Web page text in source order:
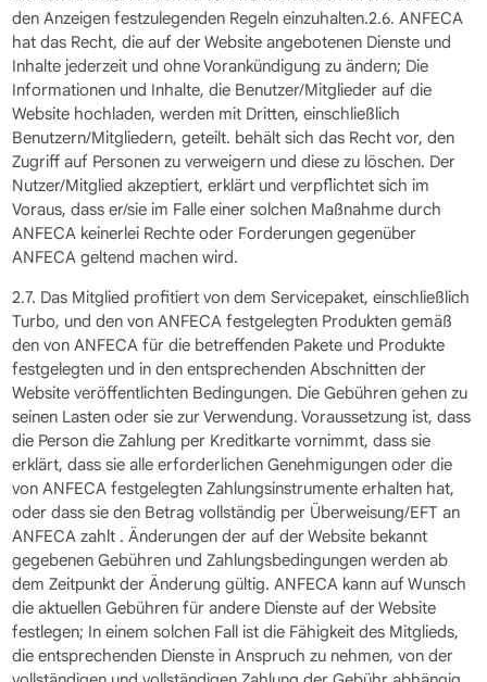
den Anzeigen festzulegenden Regeln einzuhalten.2.6. ANFECA
hat das Recht, die auf der Website angebotenen Dienste und
Inhalte jederzeit und ohne Vorankündigung zu ändern; Die
Informationen und Inhalte, die Benutzer/Mitglieder auf die
Website hochladen, werden mit Dritten, einschließlich
Benutzern/Mitgliedern, geteilt. behält sich das Recht vor, den
Zugriff auf Personen zu verweigern und diese zu löschen. Der
Nutzer/Mitglied akzeptiert, erklärt und verpflichtet sich im
Voraus, dass er/sie im Falle einer solchen Maßnahme durch
ANFECA keinerlei Rechte oder Forderungen gegenüber
ANFECA geltend machen wird.
2.7. Das Mitglied profitiert von dem Servicepaket, einschließlich
Turbo, und den von ANFECA festgelegten Produkten gemäß
den von ANFECA für die betreffenden Pakete und Produkte
festgelegten und in den entsprechenden Abschnitten der
Website veröffentlichten Bedingungen. Die Gebühren gehen zu
seinen Lasten oder sie zur Verwendung. Voraussetzung ist, dass
die Person die Zahlung per Kreditkarte vornimmt, dass sie
erklärt, dass sie alle erforderlichen Genehmigungen oder die
von ANFECA festgelegten Zahlungsinstrumente erhalten hat,
oder dass sie den Betrag vollständig per Überweisung/EFT an
ANFECA zahlt . Änderungen der auf der Website bekannt
gegebenen Gebühren und Zahlungsbedingungen werden ab
dem Zeitpunkt der Änderung gültig. ANFECA kann auf Wunsch
die aktuellen Gebühren für andere Dienste auf der Website
festlegen; In einem solchen Fall ist die Fähigkeit des Mitglieds,
die entsprechenden Dienste in Anspruch zu nehmen, von der